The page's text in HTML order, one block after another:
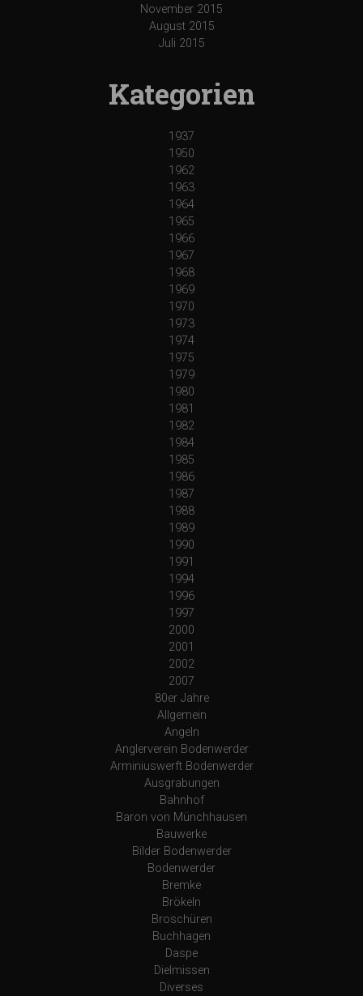
November 2015
August 2015
Juli 2015
Kategorien
1937
1950
1962
1963
1964
1965
1966
1967
1968
1969
1970
1973
1974
1975
1979
1980
1981
1982
1984
1985
1986
1987
1988
1989
1990
1991
1994
1996
1997
2000
2001
2002
2007
80er Jahre
Allgemein
Angeln
Anglerverein Bodenwerder
Arminiuswerft Bodenwerder
Ausgrabungen
Bahnhof
Baron von Münchhausen
Bauwerke
Bilder Bodenwerder
Bodenwerder
Bremke
Brökeln
Broschüren
Buchhagen
Daspe
Dielmissen
Diverses